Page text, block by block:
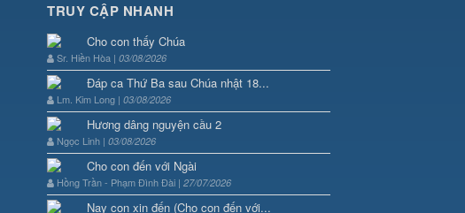
TRUY CẬP NHANH
Cho con thấy Chúa
Sr. Hiền Hòa | 03/08/2026
Đáp ca Thứ Ba sau Chúa nhật 18...
Lm. Kim Long | 03/08/2026
Hương dâng nguyện cầu 2
Ngọc Linh | 03/08/2026
Cho con đến với Ngài
Hồng Trần - Phạm Đình Đài | 27/07/2026
Nay con xin đến (Cho con đến với...